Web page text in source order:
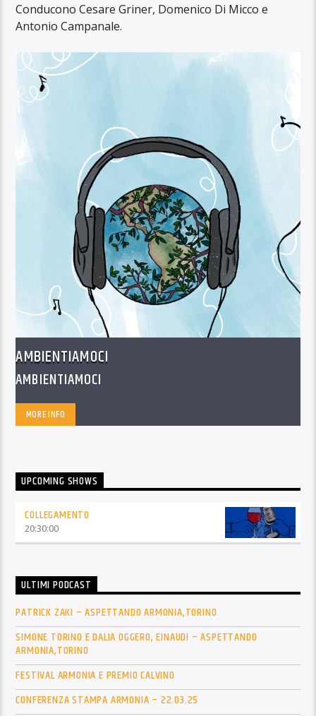
Conducono Cesare Griner, Domenico Di Micco e
Antonio Campanale.
AMBIENTIAMOCI
AMBIENTIAMOCI
MORE INFO
UPCOMING SHOWS
COLLEGAMENTO
20:30:00
ULTIMI PODCAST
PATRICK ZAKI – ASPETTANDO ARMONIA,TORINO
SIMONE TORINO E DALIA OGGERO, EINAUDI – ASPETTANDO
ARMONIA,TORINO
FESTIVAL ARMONIA E PREMIO CALVINO
CONFERENZA STAMPA ARMONIA – 22.03.25